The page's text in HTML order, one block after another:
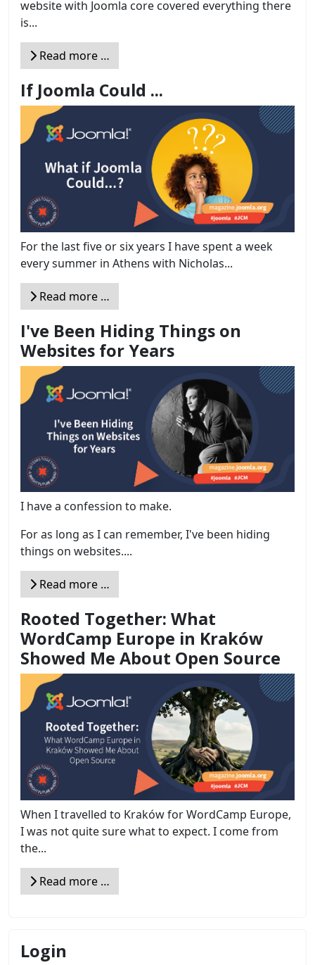
website with Joomla core covered everything there
is...
Read more …
If Joomla Could ...
For the last five or six years I have spent a week
every summer in Athens with Nicholas...
Read more …
I've Been Hiding Things on
Websites for Years
I have a confession to make.
For as long as I can remember, I've been hiding
things on websites....
Read more …
Rooted Together: What
WordCamp Europe in Kraków
Showed Me About Open Source
When I travelled to Kraków for WordCamp Europe,
I was not quite sure what to expect. I come from
the...
Read more …
Login